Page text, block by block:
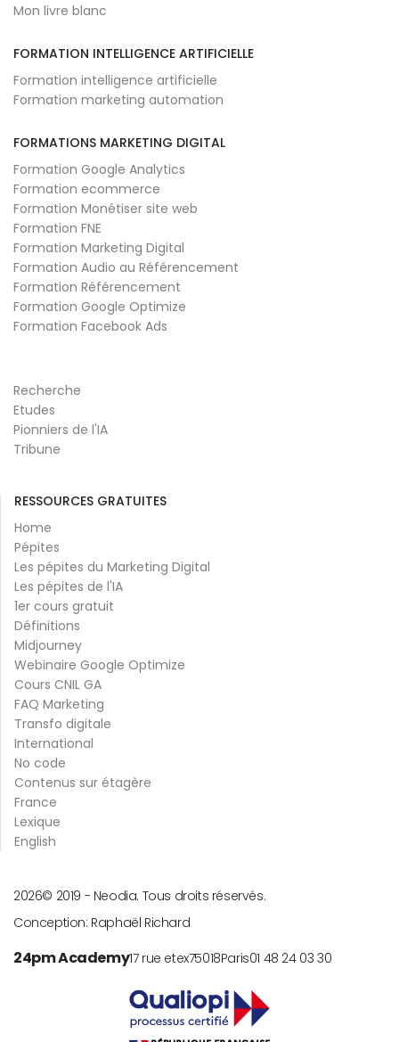
Mon livre blanc
FORMATION INTELLIGENCE ARTIFICIELLE
Formation intelligence artificielle
Formation marketing automation
FORMATIONS MARKETING DIGITAL
Formation Google Analytics
Formation ecommerce
Formation Monétiser site web
Formation FNE
Formation Marketing Digital
Formation Audio au Référencement
Formation Référencement
Formation Google Optimize
Formation Facebook Ads
Recherche
Etudes
Pionniers de l'IA
Tribune
RESSOURCES GRATUITES
Home
Pépites
Les pépites du Marketing Digital
Les pépites de l'IA
1er cours gratuit
Définitions
Midjourney
Webinaire Google Optimize
Cours CNIL GA
FAQ Marketing
Transfo digitale
International
No code
Contenus sur étagère
France
Lexique
English
© 2019 -
2026
Neodia. Tous droits réservés.
Conception: Raphaël Richard
24pm Academy17 rue etex75018Paris01 48 24 03 30